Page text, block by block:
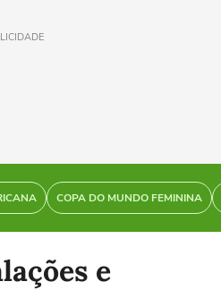
COPA DO MUNDO FEMININA
e